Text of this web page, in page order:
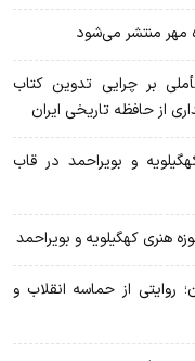
مهر منتشر می‌شود
بر چرایی تدوین کتاب
از حافظه تاریخی ایران
و بویراحمد در قاب
هنری کهگیلویه و بویراحمد
از حماسه انقلاب و